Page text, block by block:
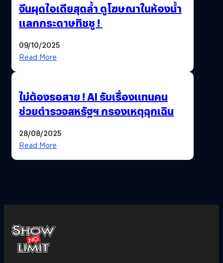
จีนผุดไอเดียสุดล้ำ ดูโฆษณาในห้องน้ำ
แลกกระดาษทิชชู !
09/10/2025
Read More
ไม่ต้องรอสาย ! AI รับเรื่องแทนคน
ช่วยตำรวจสหรัฐฯ กรองเหตุฉุกเฉิน
28/08/2025
Read More